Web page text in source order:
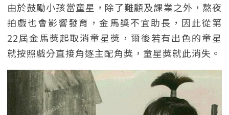
由於鼓勵小孩當童星，除了難顧及課業之外，熬夜
拍戲也會影響發育，金馬獎不宜助長，因此從第
22屆金馬獎起取消童星獎，爾後若有出色的童星
就按照戲分直接角逐主配角獎，童星獎就此消失。